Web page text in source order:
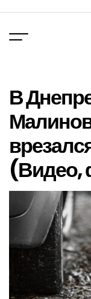
вмісту
В
(Видео,